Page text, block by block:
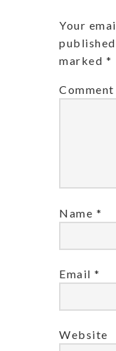
Your
marked *
Comment
Name *
Email *
Website